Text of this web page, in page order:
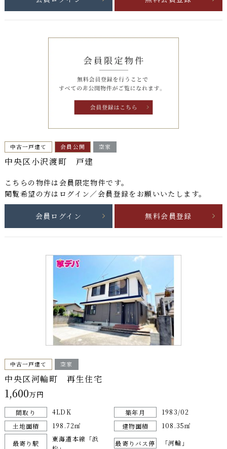
中古一戸建て 会員公開 空家
中央区小沢渡町 戸建
こちらの物件は 会員限定物件です。
閲覧希望の方はログイン／会員登録をお願いいたします。
会員ログイン 無料会員登録
中古一戸建て 空家
中央区河輪町 再生住宅
1,600万円
間取り 4LDK 築年月
1983/02
土地面積
198.72㎡ 建物面積 108.35㎡
最寄り駅
東海道本線「浜
最寄りバス停 「河輪」